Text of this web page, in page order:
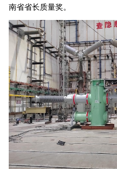
南省省长质量奖。